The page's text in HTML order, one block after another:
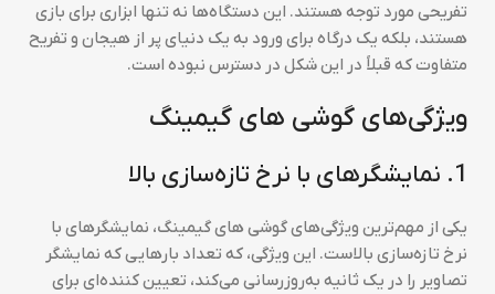
تفریحی مورد توجه هستند. این دستگاه‌ها نه تنها ابزاری برای بازی
هستند، بلکه یک درگاه برای ورود به یک دنیای پر از هیجان و تفریح
متفاوت که قبلاً در این شکل در دسترس نبوده است.
ویژگی‌های گوشی های گیمینگ
1. نمایشگرهای با نرخ تازه‌سازی بالا
یکی از مهم‌ترین ویژگی‌های گوشی های گیمینگ، نمایشگرهای با
نرخ تازه‌سازی بالاست. این ویژگی، که تعداد بارهایی که نمایشگر
تصاویر را در یک ثانیه به‌روزرسانی می‌کند، تعیین کننده‌ای برای